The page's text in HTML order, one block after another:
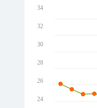
34
32
30
28
26
24